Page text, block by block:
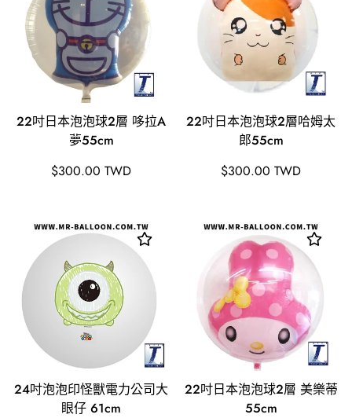
22吋日本泡泡球2層 哆拉A
夢55cm
原
$300.00 TWD
22吋日本泡泡球2層哈姆太
郎55cm
原
$300.00 TWD
24吋泡泡印怪獸電力公司大
眼仔 61cm
22吋日本泡泡球2層 美樂蒂
55cm